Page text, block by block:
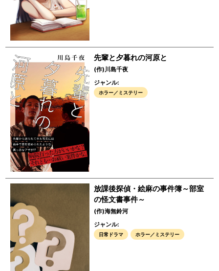
先輩と夕暮れの河原と
(作)川島千夜
ジャンル:
ホラー／ミステリー
放課後探偵・絵麻の事件簿～部室
の怪文書事件～
(作)海無鈴河
ジャンル:
日常ドラマ ホラー／ミステリー